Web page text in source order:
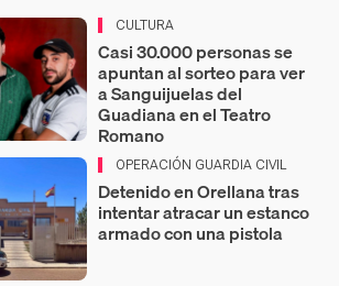
CULTURA
Casi 30.000 personas se
apuntan al sorteo para ver
a Sanguijuelas del
Guadiana en el Teatro
Romano
OPERACIÓN GUARDIA CIVIL
Detenido en Orellana tras
intentar atracar un estanco
armado con una pistola